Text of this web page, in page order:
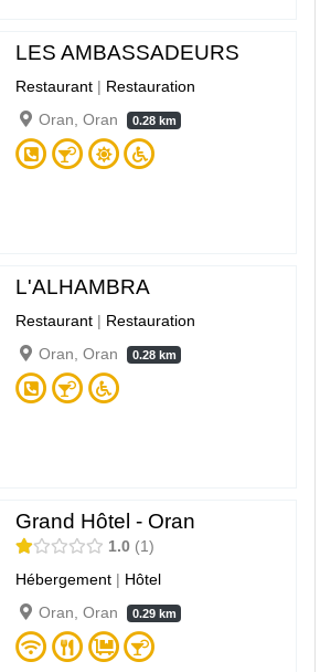
LES AMBASSADEURS
Restaurant | Restauration
Oran, Oran
0.28 km
L'ALHAMBRA
Restaurant | Restauration
Oran, Oran
0.28 km
Grand Hôtel - Oran
1.0
1
Hébergement | Hôtel
Oran, Oran
0.29 km